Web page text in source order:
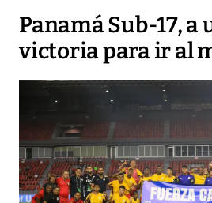
Panamá Sub-17, a
victoria para ir al